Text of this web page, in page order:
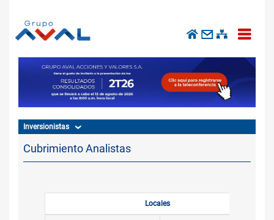
Inversionistas
Cubrimiento Analistas
Locales